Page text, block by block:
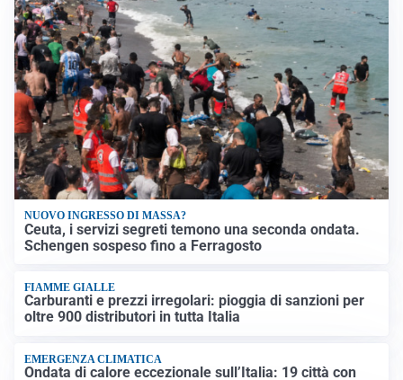
NUOVO INGRESSO DI MASSA?
Ceuta, i servizi segreti temono una seconda ondata.
Schengen sospeso fino a Ferragosto
FIAMME GIALLE
Carburanti e prezzi irregolari: pioggia di sanzioni per
oltre 900 distributori in tutta Italia
EMERGENZA CLIMATICA
Ondata di calore eccezionale sull’Italia: 19 città con